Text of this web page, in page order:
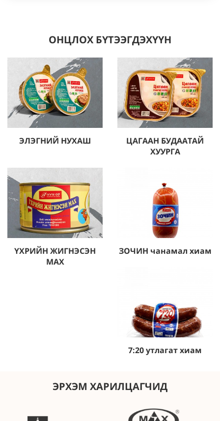
ОНЦЛОХ БҮТЭЭГДЭХҮҮН
Дэлгэрэнгүй
ЭЛЭГНИЙ НУХАШ Дэлгэрэнгүй
ЦАГААН БУДААТАЙ
ХУУРГА
Дэлгэрэнгүй
ҮХРИЙН ЖИГНЭСЭН
МАХ
Дэлгэрэнгүй
ЗОЧИН чанамал хиам
Дэлгэрэнгүй
7:20 утлагат хиам
ЭРХЭМ ХАРИЛЦАГЧИД